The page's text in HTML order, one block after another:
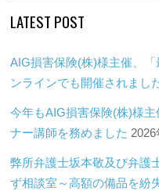
LATEST POST
AIG損害保険(株)様主催、
ンラインでも開催されまし
今年もAIG損害保険(株)様
ナー講師を務めました 2026
弊所弁護士坂本敬及び弁護
ず相談室～高額の備品を紛